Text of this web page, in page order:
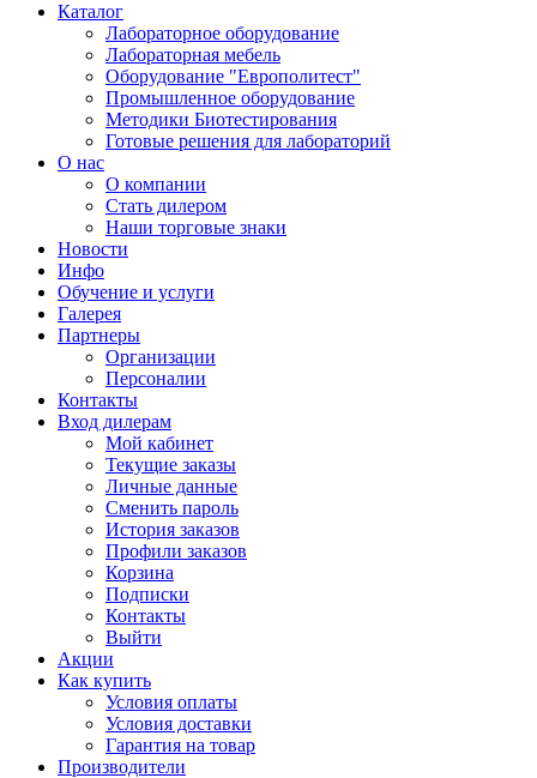
Каталог
Лабораторное оборудование
Лабораторная мебель
Оборудование "Европолитест"
Промышленное оборудование
Методики Биотестирования
Готовые решения для лабораторий
О нас
О компании
Стать дилером
Наши торговые знаки
Новости
Инфо
Обучение и услуги
Галерея
Партнеры
Организации
Персоналии
Контакты
Вход дилерам
Мой кабинет
Текущие заказы
Личные данные
Сменить пароль
История заказов
Профили заказов
Корзина
Подписки
Контакты
Выйти
Акции
Как купить
Условия оплаты
Условия доставки
Гарантия на товар
Производители